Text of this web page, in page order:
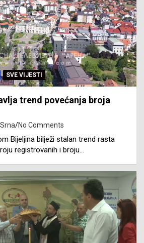
SVE VIJESTI
trend povećanja broja
Srna No Comments
Bijeljina bilježi stalan trend rasta
registrovanih i broju…